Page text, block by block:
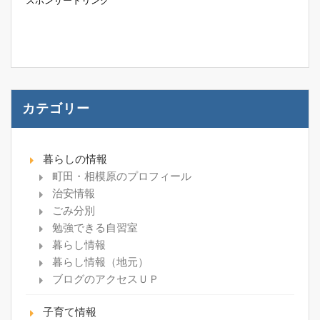
カテゴリー
暮らしの情報
町田・相模原のプロフィール
治安情報
ごみ分別
勉強できる自習室
暮らし情報
暮らし情報（地元）
ブログのアクセスＵＰ
子育て情報